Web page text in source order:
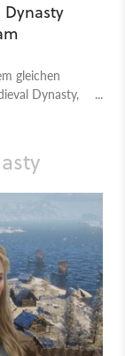
gleichen
Dynasty,